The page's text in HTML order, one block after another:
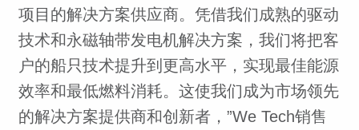
项目的解决方案供应商。凭借我们成熟的驱动
技术和永磁轴带发电机解决方案，我们将把客
户的船只技术提升到更高水平，实现最佳能源
效率和最低燃料消耗。这使我们成为市场领先
的解决方案提供商和创新者，”We Tech销售